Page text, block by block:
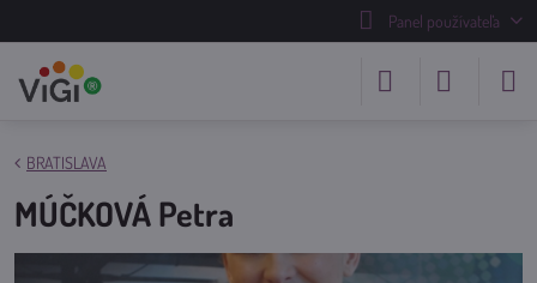
Panel používateľa
BRATISLAVA
MÚČKOVÁ Petra